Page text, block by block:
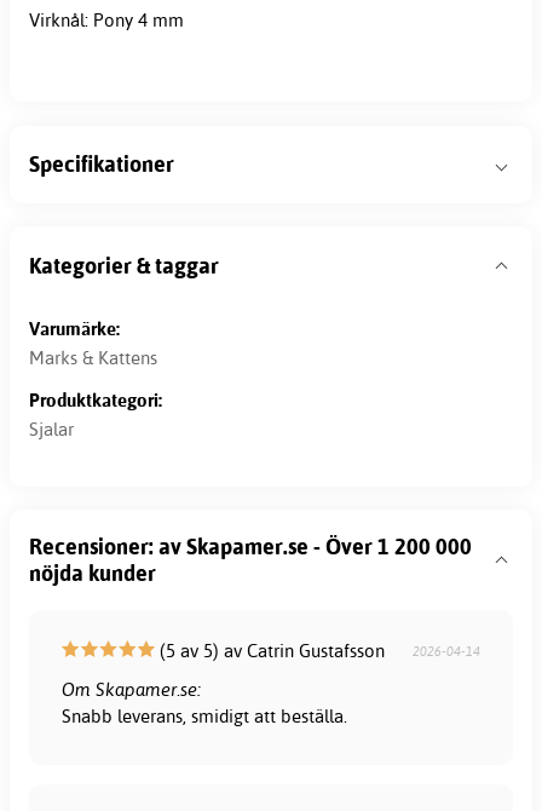
Virknål: Pony 4 mm
Specifikationer
Kategorier & taggar
Varumärke:
Marks & Kattens
Produktkategori:
Sjalar
Recensioner: av Skapamer.se - Över 1 200 000
nöjda kunder
(5 av 5) av Catrin Gustafsson 2026-04-14
Om Skapamer.se:
Snabb leverans, smidigt att beställa.